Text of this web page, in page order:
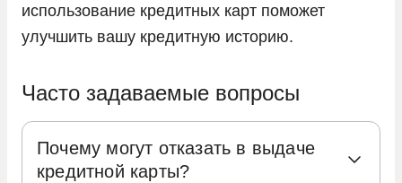
использование кредитных карт поможет
улучшить вашу кредитную историю.
Часто задаваемые вопросы
Почему могут отказать в выдаче
кредитной карты?